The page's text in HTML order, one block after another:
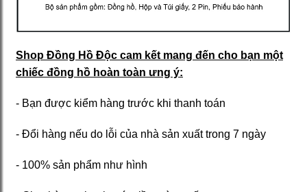
Shop Đồng Hồ Độc cam kết mang đến cho bạn một
chiếc đồng hồ hoàn toàn ưng ý:
- Bạn được kiểm hàng trước khi thanh toán
- Đổi hàng nếu do lỗi của nhà sản xuất trong 7 ngày
- 100% sản phẩm như hình